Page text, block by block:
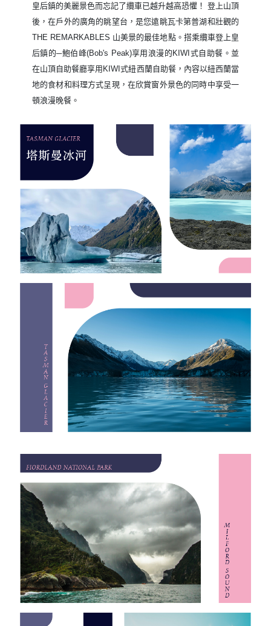
皇后鎮的美麗景色而忘記了纜車已越升越高恐懼！ 登上山頂
後，在戶外的廣角的眺望台，是您遠眺瓦卡第普湖和壯觀的
THE REMARKABLES 山美景的最佳地點。搭乘纜車登上皇
后鎮的─鮑伯峰(Bob's Peak)享用浪漫的KIWI式自助餐。並
在山頂自助餐廳享用KIWI式紐西蘭自助餐，內容以紐西蘭當
地的食材和料理方式呈現，在欣賞窗外景色的同時中享受一
頓浪漫晚餐。